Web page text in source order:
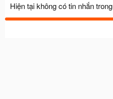
Hiện tại không có tin nhắn